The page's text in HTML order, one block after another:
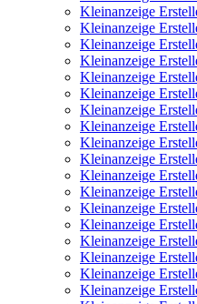
Kleinanzeige
Kleinanzeige
Kleinanzeige
Kleinanzeige
Kleinanzeige
Kleinanzeige
Kleinanzeige
Kleinanzeige
Kleinanzeige
Kleinanzeige
Kleinanzeige
Kleinanzeige
Kleinanzeige
Kleinanzeige
Kleinanzeige
Kleinanzeige
Kleinanzeige
Kleinanzeige